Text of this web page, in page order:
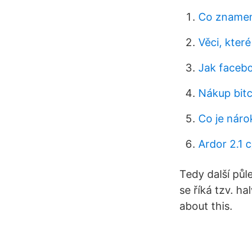
Co
Věci,
Jak
Nákup
Co je
Ardor 2.1
Tedy další
se říká tzv.
about this.